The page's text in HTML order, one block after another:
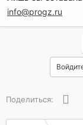
info@progz.ru
Поделиться: